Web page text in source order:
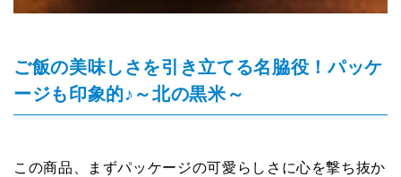
ご飯の美味しさを引き立てる名脇役！パッケ
ージも印象的♪～北の黒米～
この商品、まずパッケージの可愛らしさに心を撃ち抜か